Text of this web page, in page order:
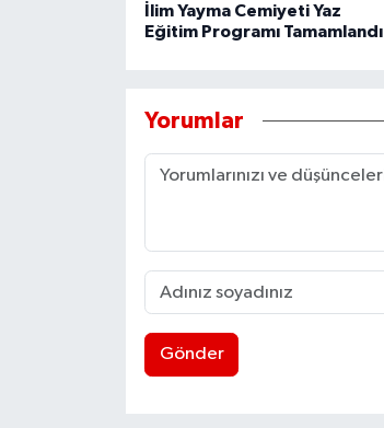
İlim Yayma Cemiyeti Yaz
Eğitim Programı Tamamlandı
Yorumlar
Gönder